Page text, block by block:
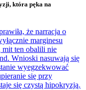
która pęka na
że narracja o
marginesu
mit ten obalili nie
Wnioski nasuwają się
wyegzekwować
się przy
się czystą hipokryzją.